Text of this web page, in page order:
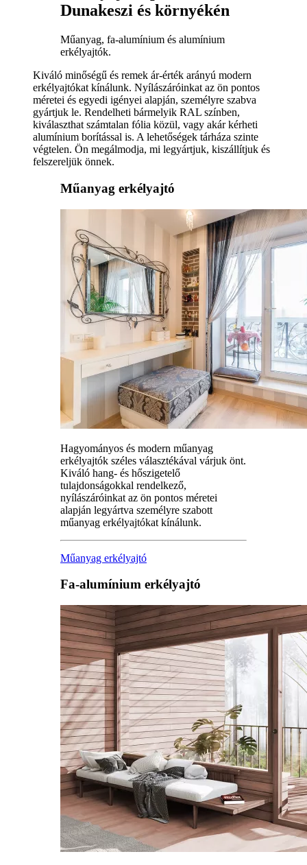
Dunakeszi és környékén
Műanyag, fa-alumínium és alumínium
erkélyajtók.
Kiváló minőségű és remek ár-érték arányú modern
erkélyajtókat kínálunk. Nyílászáróinkat az ön pontos
méretei és egyedi igényei alapján, személyre szabva
gyártjuk le. Rendelheti bármelyik RAL színben,
kiválaszthat számtalan fólia közül, vagy akár kérheti
alumínium borítással is. A lehetőségek tárháza szinte
végtelen. Ön megálmodja, mi legyártjuk, kiszállítjuk és
felszereljük önnek.
Műanyag erkélyajtó
Hagyományos és modern műanyag
erkélyajtók széles választékával várjuk önt.
Kiváló hang- és hőszigetelő
tulajdonságokkal rendelkező,
nyílászáróinkat az ön pontos méretei
alapján legyártva személyre szabott
műanyag erkélyajtókat kínálunk.
Műanyag erkélyajtó
Fa-alumínium erkélyajtó